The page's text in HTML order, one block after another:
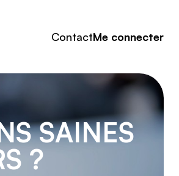
ContactMe connecter
SAINES
?